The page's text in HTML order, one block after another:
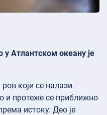
Атлантском океану је
који се налази
и протеже се приближно
истоку. Део је